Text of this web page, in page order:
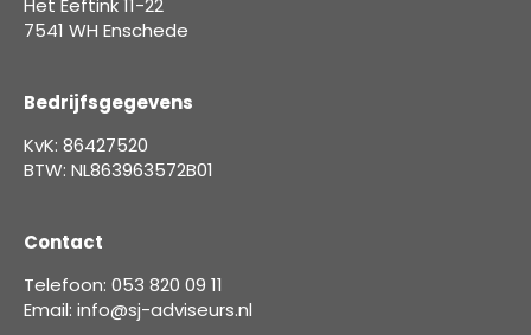
Het Eeftink 11-22
7541 WH Enschede
Bedrijfsgegevens
KvK: 86427520
BTW: NL863963572B01
Contact
Telefoon: 053 820 09 11
Email: info@sj-adviseurs.nl